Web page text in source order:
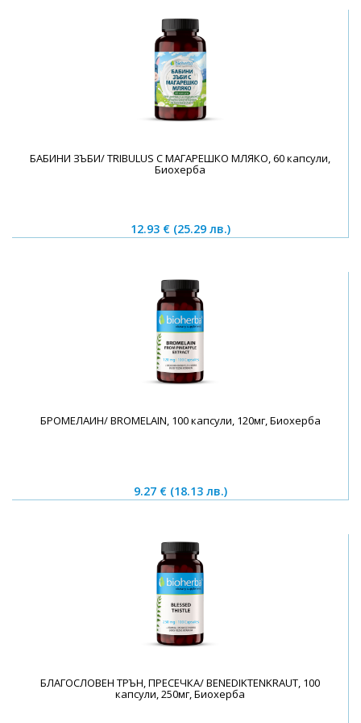
БАБИНИ ЗЪБИ/ TRIBULUS С МАГАРЕШКО МЛЯКО, 60 капсули,
Биохерба
12.93 € (25.29 лв.)
БРОМЕЛАИН/ BROMELAIN, 100 капсули, 120мг, Биохерба
9.27 € (18.13 лв.)
БЛАГОСЛОВЕН ТРЪН, ПРЕСЕЧКА/ BENEDIKTENKRAUT, 100
капсули, 250мг, Биохерба